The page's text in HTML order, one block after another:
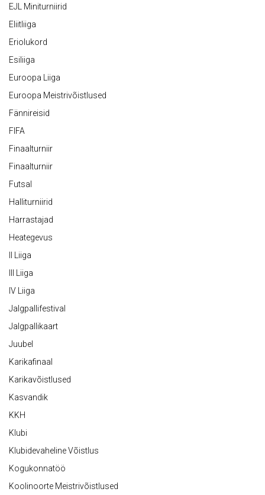
EJL Miniturniirid
Eliitliiga
Eriolukord
Esiliiga
Euroopa Liiga
Euroopa Meistrivõistlused
Fännireisid
FIFA
Finaalturniir
Finaalturniir
Futsal
Halliturniirid
Harrastajad
Heategevus
II Liiga
III Liiga
IV Liiga
Jalgpallifestival
Jalgpallikaart
Juubel
Karikafinaal
Karikavõistlused
Kasvandik
KKH
Klubi
Klubidevaheline Võistlus
Kogukonnatöö
Koolinoorte Meistrivõistlused